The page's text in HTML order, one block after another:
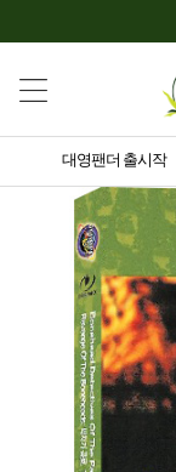
대영팬더 출시작